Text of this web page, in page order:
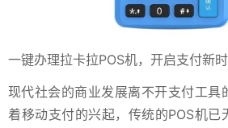
一键办理拉卡拉POS机，开启支付新
现代社会的商业发展离不开支付工具
着移动支付的兴起，传统的POS机已